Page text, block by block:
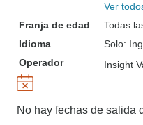
Ver
Franja de edad
Todas
Idioma
Solo:
Operador
Insight
No hay fechas de salida